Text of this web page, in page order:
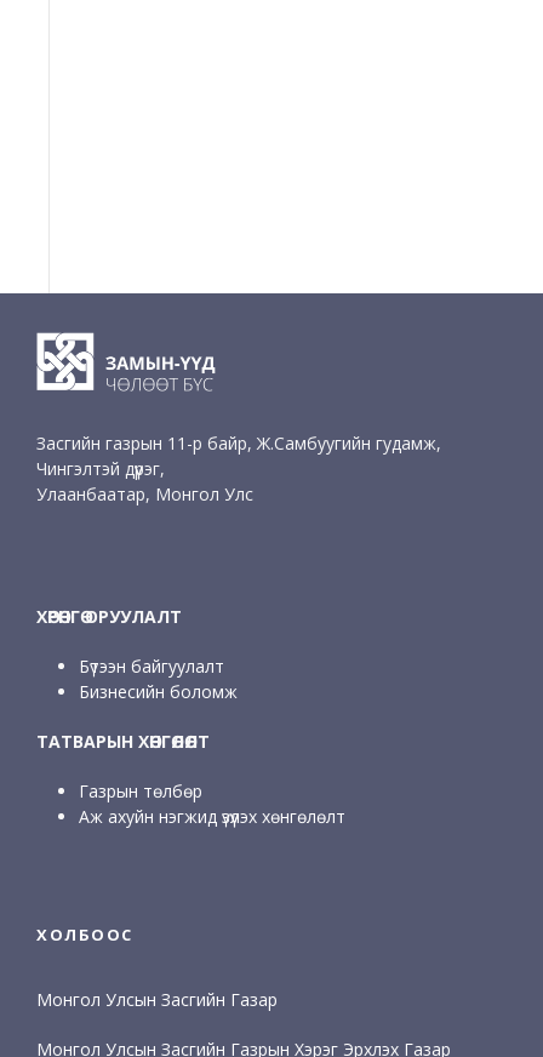
Засгийн газрын 11-р байр, Ж.Самбуугийн гудамж,
Чингэлтэй дүүрэг,
Улаанбаатар, Монгол Улс
ХӨРӨНГӨ ОРУУЛАЛТ
Бүтээн байгуулалт
Бизнесийн боломж
ТАТВАРЫН ХӨНГӨЛӨЛТ
Газрын төлбөр
Аж ахуйн нэгжид үзүүлэх хөнгөлөлт
ХОЛБООС
Монгол Улсын Засгийн Газар
Монгол Улсын Засгийн Газрын Хэрэг Эрхлэх Газар